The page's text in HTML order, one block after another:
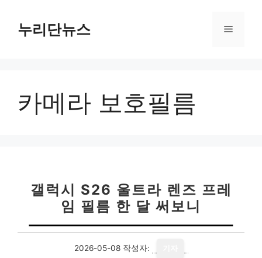
누리단뉴스 메
카메라 보호필름
갤럭시 S26 울트라 렌즈 프레
임 필름 한 달 써보니
2026-05-08 작성자: